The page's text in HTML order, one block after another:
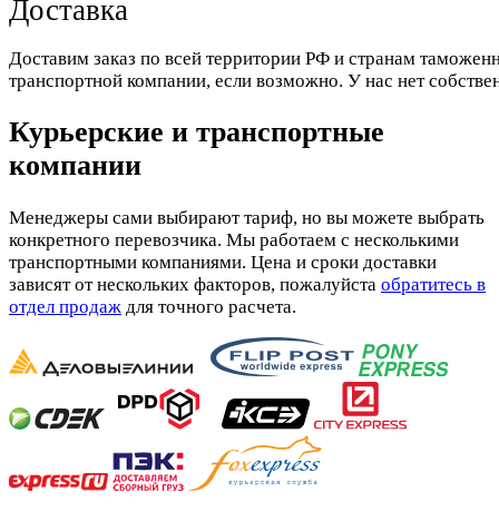
Доставка
Доставим заказ по всей территории РФ и странам
транспортной компании, если возможно. У нас нет
Курьерские и транспортные
компании
Менеджеры сами выбирают тариф, но вы можете выбрать
конкретного перевозчика. Мы работаем с несколькими
транспортными компаниями. Цена и сроки доставки
зависят от нескольких факторов, пожалуйста обратитесь в
отдел продаж для точного расчета.